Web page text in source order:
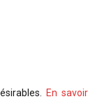
En savoir